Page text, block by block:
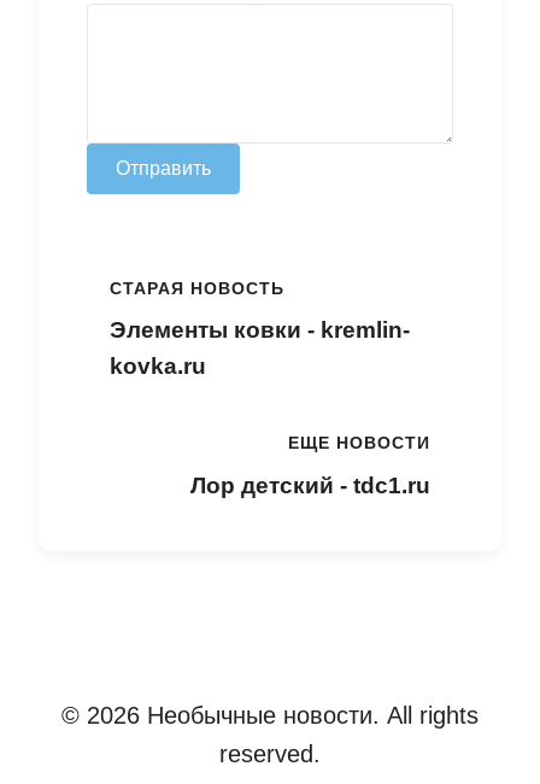
Отправить
СТАРАЯ НОВОСТЬ
Элементы ковки - kremlin-
kovka.ru
ЕЩЕ НОВОСТИ
Лор детский - tdc1.ru
© 2026 Необычные новости. All rights
reserved.